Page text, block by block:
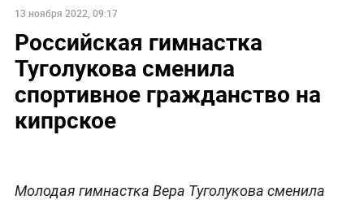
13 ноября 2022, 09:17
Российская гимнастка
Туголукова сменила
спортивное гражданство на
кипрское
Молодая гимнастка Вера Туголукова сменила